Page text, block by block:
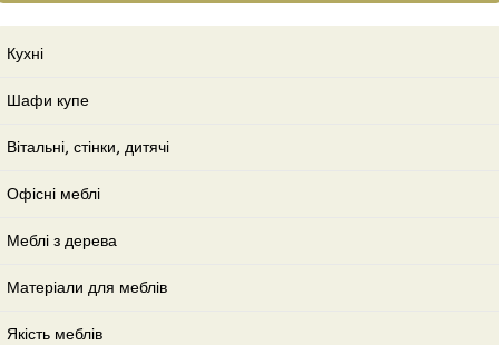
Кухні
Шафи купе
Вітальні, стінки, дитячі
Офісні меблі
Меблі з дерева
Матеріали для меблів
Якість меблів